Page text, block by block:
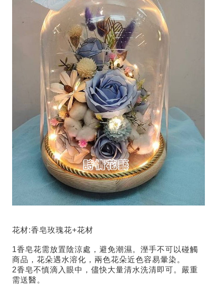
花材:香皂玫瑰花+花材
1香皂花需放置陰涼處，避免潮濕。溼手不可以碰觸
商品，花朵遇水溶化，兩色花朵近色容易暈染。
2香皂不慎滴入眼中，儘快大量清水洗清即可。嚴重
需送醫。